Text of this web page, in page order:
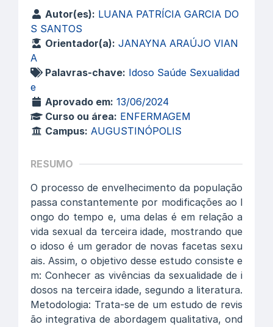
Autor(es): LUANA PATRÍCIA GARCIA DO
S SANTOS
Orientador(a): JANAYNA ARAÚJO VIAN
A
Palavras-chave: Idoso Saúde Sexualidad
e
Aprovado em: 13/06/2024
Curso ou área: ENFERMAGEM
Campus: AUGUSTINÓPOLIS
RESUMO
O processo de envelhecimento da população
passa constantemente por modificações ao l
ongo do tempo e, uma delas é em relação a
vida sexual da terceira idade, mostrando que
o idoso é um gerador de novas facetas sexu
ais. Assim, o objetivo desse estudo consiste e
m: Conhecer as vivências da sexualidade de i
dosos na terceira idade, segundo a literatura.
Metodologia: Trata-se de um estudo de revis
ão integrativa de abordagem qualitativa, ond